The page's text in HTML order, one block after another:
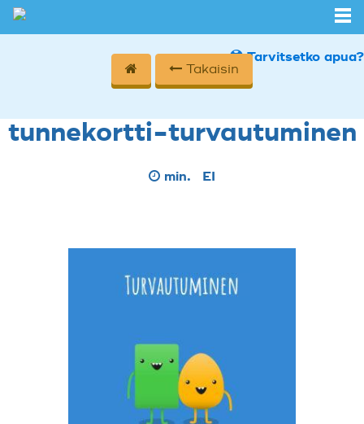
Tarvitsetko apua?
Takaisin
tunnekortti-turvautuminen
min. EI